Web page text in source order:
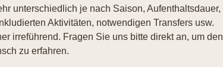
unterschiedlich je nach Saison, Aufenthaltsdauer,
Aktivitäten, notwendigen Transfers usw.
irreführend. Fragen Sie uns bitte direkt an, um den
zu erfahren.